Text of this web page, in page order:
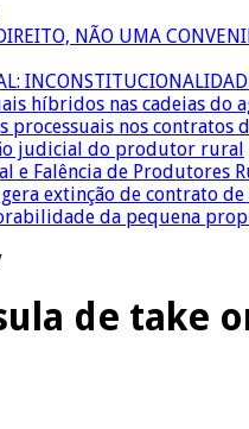
NÃO UMA
híbridos nas cadeias do
processuais nos contratos
judicial do produtor rural
e Falência de Produtores
extinção de contrato
da pequena
de take